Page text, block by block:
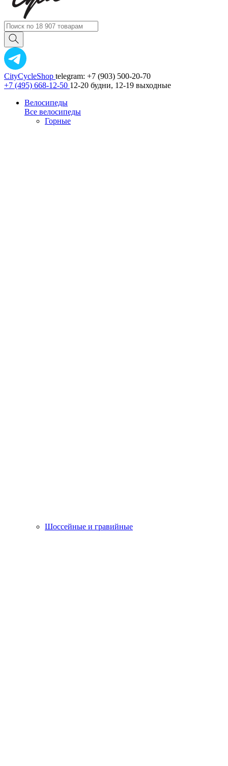
CityCycleShop telegram: +7 (903) 500-20-70
+7 (495) 668-12-50 12-20 будни, 12-19 выходные
Велосипеды
Все велосипеды
Горные
Шоссейные и гравийные